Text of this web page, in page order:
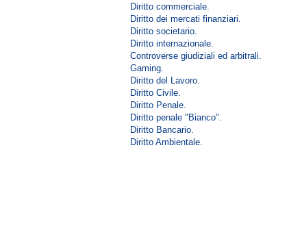
Diritto commerciale.
Diritto dei mercati finanziari.
Diritto societario.
Diritto internazionale.
Controverse giudiziali ed arbitrali.
Gaming.
Diritto del Lavoro.
Diritto Civile.
Diritto Penale.
Diritto penale "Bianco".
Diritto Bancario.
Diritto Ambientale.